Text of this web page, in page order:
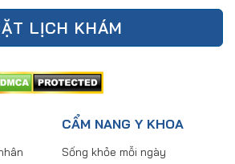
LỊCH KHÁM
CẨM NANG Y KHOA
Sống khỏe mỗi ngày